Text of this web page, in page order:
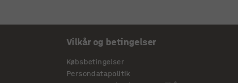
Vilkår og betingelser
Købsbetingelser
Persondatapolitik